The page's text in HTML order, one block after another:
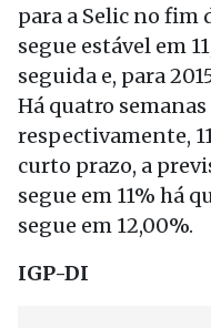
para a Selic no fim
segue estável em
seguida e, para
Há quatro semanas
respectivamente,
curto prazo, a
segue em 11% há
segue em 12,00%.
IGP-DI